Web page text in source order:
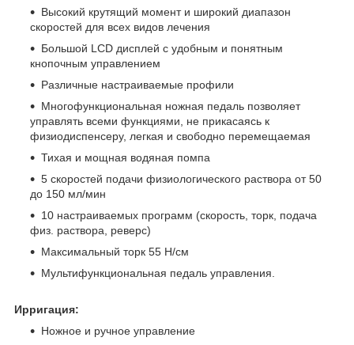
Высокий крутящий момент и широкий диапазон
скоростей для всех видов лечения
Большой LCD дисплей с удобным и понятным
кнопочным управлением
Различные настраиваемые профили
Многофункциональная ножная педаль позволяет
управлять всеми функциями, не прикасаясь к
физиодиспенсеру, легкая и свободно перемещаемая
Тихая и мощная водяная помпа
5 скоростей подачи физиологического раствора от 50
до 150 мл/мин
10 настраиваемых программ (скорость, торк, подача
физ. раствора, реверс)
Максимальный торк 55 Н/см
Мультифункциональная педаль управления.
Ирригация:
Ножное и ручное управление